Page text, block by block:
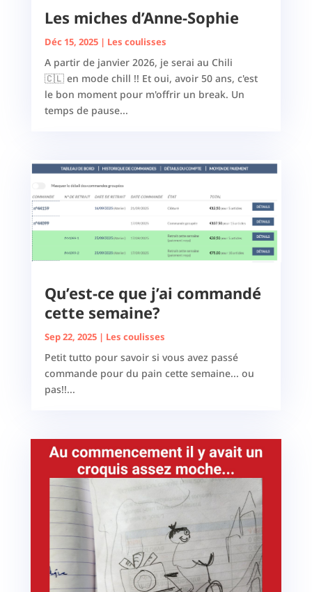
Les miches d’Anne-Sophie
Déc 15, 2025| Les coulisses
A partir de janvier 2026, je serai au Chili
🇨🇱 en mode chill !! Et oui, avoir 50 ans, c'est
le bon moment pour m'offrir un break. Un
temps de pause...
Qu’est-ce que j’ai commandé
cette semaine?
Sep 22, 2025| Les coulisses
Petit tutto pour savoir si vous avez passé
commande pour du pain cette semaine... ou
pas!!...